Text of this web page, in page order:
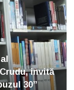
invită
30”